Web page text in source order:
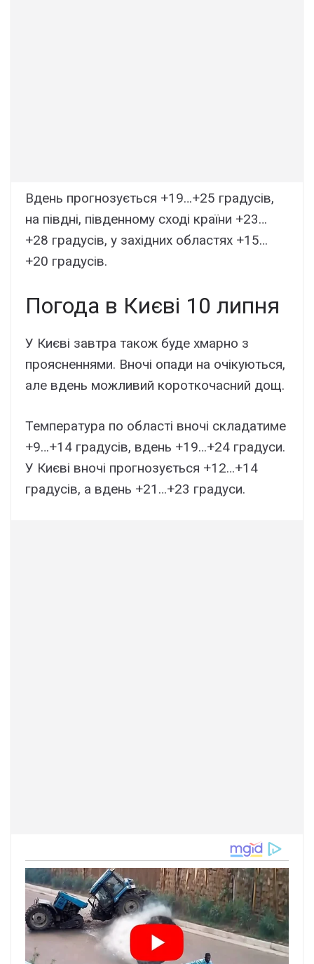
Вдень прогнозується +19…+25 градусів,
на півдні, південному сході країни +23…
+28 градусів, у західних областях +15…
+20 градусів.
Погода в Києві 10 липня
У Києві завтра також буде хмарно з
проясненнями. Вночі опади на очікуються,
але вдень можливий короткочасний дощ.
Температура по області вночі складатиме
+9…+14 градусів, вдень +19…+24 градуси.
У Києві вночі прогнозується +12…+14
градусів, а вдень +21…+23 градуси.